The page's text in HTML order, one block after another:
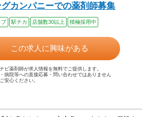
カンパニーでの薬剤師募集
プ 駅チカ 店舗数30以上 積極採用中
この求人に興味がある
ビ薬剤師が求人情報を無料でご提供します。
病院等への直接応募・問い合わせではありません
安心ください。